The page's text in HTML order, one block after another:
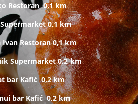
Restoran0,1 km
Supermarket0,1 km
IvanRestoran0,1 km
Supermarket0,2 km
barKafić0,2 km
barKafić0,2 km